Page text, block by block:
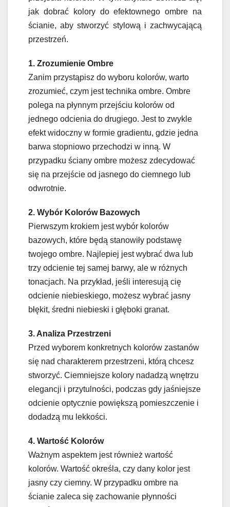
jak dobrać kolory do efektownego ombre na
ścianie, aby stworzyć stylową i zachwycającą
przestrzeń.
1. Zrozumienie Ombre
Zanim przystąpisz do wyboru kolorów, warto
zrozumieć, czym jest technika ombre. Ombre
polega na płynnym przejściu kolorów od
jednego odcienia do drugiego. Jest to zwykle
efekt widoczny w formie gradientu, gdzie jedna
barwa stopniowo przechodzi w inną. W
przypadku ściany ombre możesz zdecydować
się na przejście od jasnego do ciemnego lub
odwrotnie.
2. Wybór Kolorów Bazowych
Pierwszym krokiem jest wybór kolorów
bazowych, które będą stanowiły podstawę
twojego ombre. Najlepiej jest wybrać dwa lub
trzy odcienie tej samej barwy, ale w różnych
tonacjach. Na przykład, jeśli interesują cię
odcienie niebieskiego, możesz wybrać jasny
błękit, średni niebieski i głęboki granat.
3. Analiza Przestrzeni
Przed wyborem konkretnych kolorów zastanów
się nad charakterem przestrzeni, którą chcesz
stworzyć. Ciemniejsze kolory nadadzą wnętrzu
elegancji i przytulności, podczas gdy jaśniejsze
odcienie optycznie powiększą pomieszczenie i
dodadzą mu lekkości.
4. Wartość Kolorów
Ważnym aspektem jest również wartość
kolorów. Wartość określa, czy dany kolor jest
jasny czy ciemny. W przypadku ombre na
ścianie zaleca się zachowanie płynności